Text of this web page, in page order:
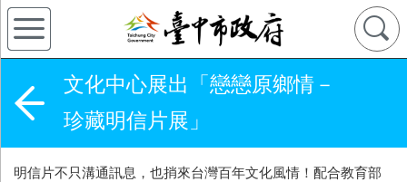
文化中心展出「戀戀原鄉情－
珍藏明信片展」
明信片不只溝通訊息，也捎來台灣百年文化風情！配合教育部